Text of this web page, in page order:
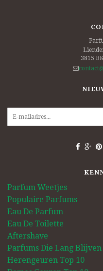
3815
Parfum Weetjes
Populaire Parfums
Eau De Parfum
Eau De Toilette
Aftershave
Parfums Die Lang
Herengeuren Top 10